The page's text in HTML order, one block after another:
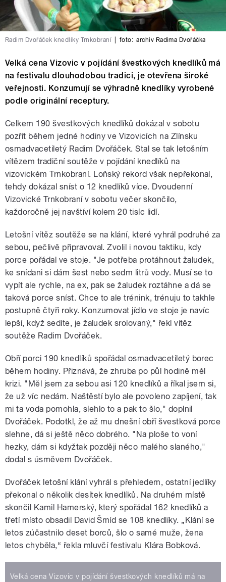
Radim Dvořáček knedlíky Trnkobraní foto: archiv Radima Dvořáčka
Velká cena Vizovic v pojídání švestkových knedlíků má
na festivalu dlouhodobou tradici, je otevřena široké
veřejnosti. Konzumují se výhradně knedlíky vyrobené
podle originální receptury.
Celkem 190 švestkových knedlíků dokázal v sobotu
pozřít během jedné hodiny ve Vizovicích na Zlínsku
osmadvacetiletý Radim Dvořáček. Stal se tak letošním
vítězem tradiční soutěže v pojídání knedlíků na
vizovickém Trnkobraní. Loňský rekord však nepřekonal,
tehdy dokázal sníst o 12 knedlíků více. Dvoudenní
Vizovické Trnkobraní v sobotu večer skončilo,
každoročně jej navštíví kolem 20 tisíc lidí.
Letošní vítěz soutěže se na klání, které vyhrál podruhé za
sebou, pečlivě připravoval. Zvolil i novou taktiku, kdy
porce pořádal ve stoje. "Je potřeba protáhnout žaludek,
ke snídani si dám šest nebo sedm litrů vody. Musí se to
vypít ale rychle, na ex, pak se žaludek roztáhne a dá se
taková porce sníst. Chce to ale trénink, trénuju to takhle
postupně čtyři roky. Konzumovat jídlo ve stoje je navíc
lepší, když sedíte, je žaludek srolovaný," řekl vítěz
soutěže Radim Dvořáček.
Obří porci 190 knedlíků spořádal osmadvacetiletý borec
během hodiny. Přiznává, že zhruba po půl hodině měl
krizi. "Měl jsem za sebou asi 120 knedlíků a říkal jsem si,
že už víc nedám. Naštěstí bylo ale povoleno zapíjení, tak
mi ta voda pomohla, slehlo to a pak to šlo," doplnil
Dvořáček. Podotkl, že až mu dnešní obří švestková porce
slehne, dá si ještě něco dobrého. "Na ploše to voní
hezky, dám si kdyžtak později něco malého slaného,"
dodal s úsměvem Dvořáček.
Dvořáček letošní klání vyhrál s přehledem, ostatní jedlíky
překonal o několik desítek knedlíků. Na druhém místě
skončil Kamil Hamerský, který spořádal 162 knedlíků a
třetí místo obsadil David Šmíd se 108 knedlíky. „Klání se
letos zúčastnilo deset borců, šlo o samé muže, žena
letos chyběla,“ řekla mluvčí festivalu Klára Bobková.
Velká cena Vizovic v pojídání švestkových knedlíků má na